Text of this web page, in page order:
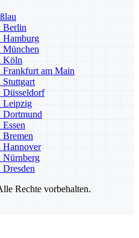
Berlin
Hamburg
München
Köln
Frankfurt am Main
Stuttgart
Düsseldorf
Leipzig
Dortmund
Bremen
Hannover
Nürnberg
Rechte vorbehalten.